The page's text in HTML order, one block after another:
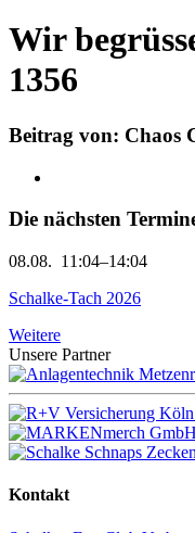
Wir
1356
Beitrag von: Chaos
Die nächsten
08.08. 11:04–14:04
Schalke-Tach 2026
Weitere
Unsere Partner
Kontakt